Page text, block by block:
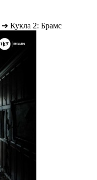
➔ Кукла 2: Брамс